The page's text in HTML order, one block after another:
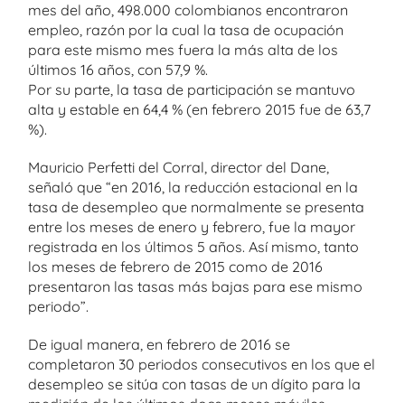
mes del año, 498.000 colombianos encontraron
empleo, razón por la cual la tasa de ocupación
para este mismo mes fuera la más alta de los
últimos 16 años, con 57,9 %.
Por su parte, la tasa de participación se mantuvo
alta y estable en 64,4 % (en febrero 2015 fue de 63,7
%).
Mauricio Perfetti del Corral, director del Dane,
señaló que “en 2016, la reducción estacional en la
tasa de desempleo que normalmente se presenta
entre los meses de enero y febrero, fue la mayor
registrada en los últimos 5 años. Así mismo, tanto
los meses de febrero de 2015 como de 2016
presentaron las tasas más bajas para ese mismo
periodo”.
De igual manera, en febrero de 2016 se
completaron 30 periodos consecutivos en los que el
desempleo se sitúa con tasas de un dígito para la